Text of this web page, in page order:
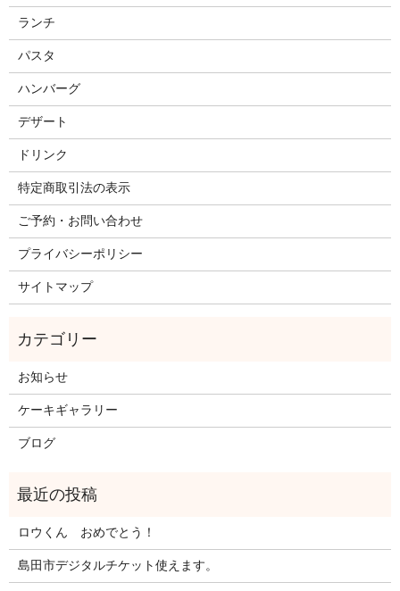
ランチ
パスタ
ハンバーグ
デザート
ドリンク
特定商取引法の表示
ご予約・お問い合わせ
プライバシーポリシー
サイトマップ
お知らせ
ケーキギャラリー
ブログ
ロウくん おめでとう！
島田市デジタルチケット使えます。